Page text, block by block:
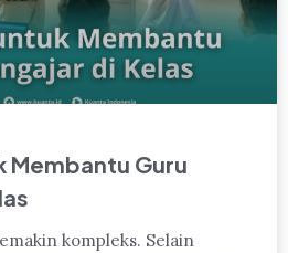
Membantu Guru
kompleks. Selain